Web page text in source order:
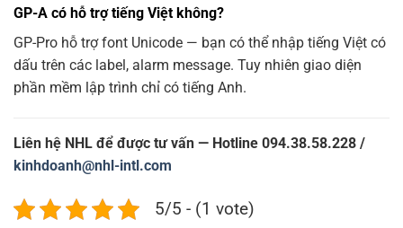
GP-A có hỗ trợ tiếng Việt không?
GP-Pro hỗ trợ font Unicode — bạn có thể nhập tiếng Việt có
dấu trên các label, alarm message. Tuy nhiên giao diện
phần mềm lập trình chỉ có tiếng Anh.
Liên hệ NHL để được tư vấn — Hotline 094.38.58.228 /
kinhdoanh@nhl-intl.com
5/5 - (1 vote)